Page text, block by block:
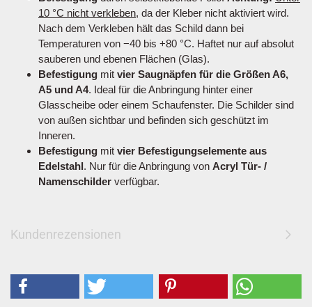
10 °C nicht verkleben, da der Kleber nicht aktiviert wird.
Nach dem Verkleben hält das Schild dann bei
Temperaturen von −40 bis +80 °C. Haftet nur auf absolut
sauberen und ebenen Flächen (Glas).
Befestigung mit vier Saugnäpfen für die Größen A6,
A5 und A4. Ideal für die Anbringung hinter einer
Glasscheibe oder einem Schaufenster. Die Schilder sind
von außen sichtbar und befinden sich geschützt im
Inneren.
Befestigung mit vier Befestigungselemente aus
Edelstahl. Nur für die Anbringung von Acryl Tür- /
Namenschilder verfügbar.
Kundenrezensionen